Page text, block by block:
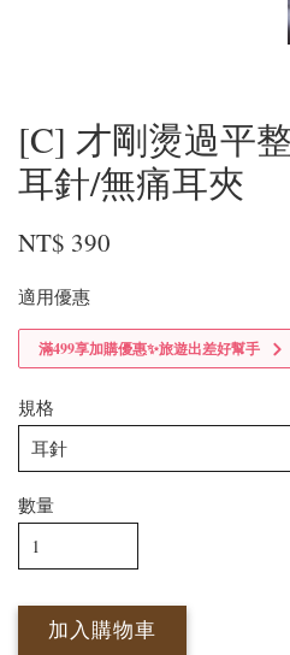
[C] 才剛燙過平
耳針/無痛耳夾
NT$ 390
適用優惠
滿499享加購優惠✨旅遊出差好幫手
規格
數量
加入購物車